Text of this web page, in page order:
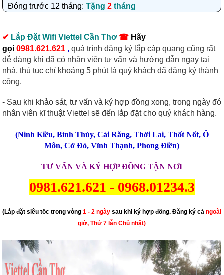
Đóng trước 12 tháng: Tặng 2 tháng
✔ Lắp Đặt Wifi Viettel Cần Thơ☎ Hãy
gọi 0981.621.621 , quá trình đăng ký lắp cáp quang cũng rất
dễ dàng khi đã có nhân viên tư vấn và hướng dẫn ngay tại
nhà, thủ tục chỉ khoảng 5 phút là quý khách đã đăng ký thành
công.
- Sau khi khảo sát, tư vấn và ký hợp đồng xong, trong ngày đó
nhân viên kĩ thuật Viettel sẽ đến lắp đặt cho quý khách hàng.
(Ninh Kiều, Bình Thủy, Cái Răng, Thới Lai, Thốt Nốt, Ô
Môn, Cờ Đỏ, Vĩnh Thạnh, Phong Điền)
TƯ VẤN VÀ KÝ HỢP ĐỒNG TẬN NƠI
0981.621.621 - 0968.01234.3
(Lắp đặt siêu tốc trong vòng 1 - 2 ngày sau khi ký hợp đồng. Đăng ký cả ngoài
giờ, Thứ 7 lẫn Chủ nhật)